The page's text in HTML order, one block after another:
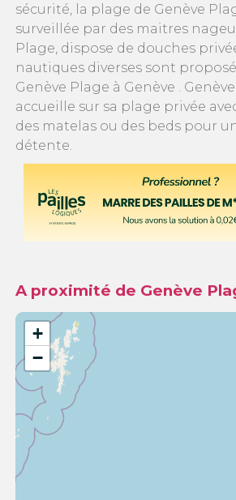
sécurité, la plage de Genève
surveillée par des maitres
Plage, dispose de douches
nautiques diverses sont
Genève Plage à Genève .
accueille sur sa plage privée
des matelas ou des beds pour
détente.
A proximité de Genève
+
−